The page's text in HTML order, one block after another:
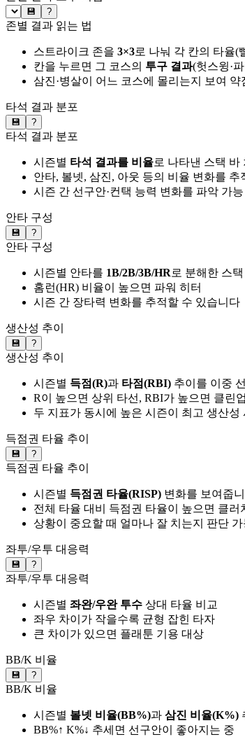
💾 ?
존별 결과 읽는 법
스트라이크 존을 3×3로 나눠 각 칸의 타율(
칸을 누르면 그 코스의 투구 결과(헛스윙·
삼진·병살이 어느 코스에 몰리는지 보여 약
타석 결과 분포
💾 ?
타석 결과 분포
시즌별 타석 결과를 비율로 나타낸 스택 바
안타, 볼넷, 삼진, 아웃 등의 비율 변화를 추
시즌 간 선구안·컨택 능력 변화를 파악 가능
안타 구성
💾 ?
안타 구성
시즌별 안타를 1B/2B/3B/HR로 분해한 스
홈런(HR) 비율이 높으면 파워 히터
시즌 간 장타력 변화를 추적할 수 있습니다
생산성 추이
💾 ?
생산성 추이
시즌별 득점(R)과 타점(RBI) 추이를 이중
R이 높으면 상위 타선, RBI가 높으면 클린
두 지표가 동시에 높은 시즌이 최고 생산성
득점권 타율 추이
💾 ?
득점권 타율 추이
시즌별 득점권 타율(RISP) 변화를 보여줍
전체 타율 대비 득점권 타율이 높으면 클러
상황이 중요할 때 얼마나 잘 치는지 판단 가
좌투/우투 대응력
💾 ?
좌투/우투 대응력
시즌별 좌완/우완 투수 상대 타율 비교
좌우 차이가 작을수록 균형 잡힌 타자
큰 차이가 있으면 플래툰 기용 대상
BB/K 비율
💾 ?
BB/K 비율
시즌별 볼넷 비율(BB%)과 삼진 비율(K%)
BB%↑ K%↓ 추세면 선구안이 좋아지는 중